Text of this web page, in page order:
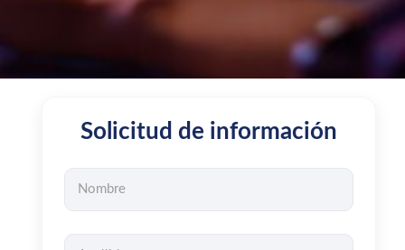
Solicitud de información